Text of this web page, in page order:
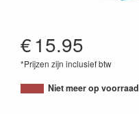
€15.95
*Prijzen zijn inclusief btw
8720299047303
Niet meer op voorraad